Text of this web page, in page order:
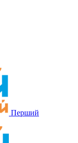
Перший